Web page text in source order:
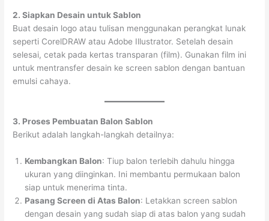
2. Siapkan Desain untuk Sablon
Buat desain logo atau tulisan menggunakan perangkat lunak
seperti CorelDRAW atau Adobe Illustrator. Setelah desain
selesai, cetak pada kertas transparan (film). Gunakan film ini
untuk mentransfer desain ke screen sablon dengan bantuan
emulsi cahaya.
3. Proses Pembuatan Balon Sablon
Berikut adalah langkah-langkah detailnya:
Kembangkan Balon: Tiup balon terlebih dahulu hingga
ukuran yang diinginkan. Ini membantu permukaan balon
siap untuk menerima tinta.
Pasang Screen di Atas Balon: Letakkan screen sablon
dengan desain yang sudah siap di atas balon yang sudah